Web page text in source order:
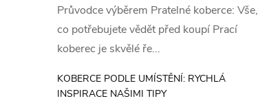
Průvodce výběrem Pratelné koberce: Vše,
co potřebujete vědět před koupí Prací
koberec je skvělé ře...
KOBERCE PODLE UMÍSTĚNÍ: RYCHLÁ
INSPIRACE NAŠIMI TIPY